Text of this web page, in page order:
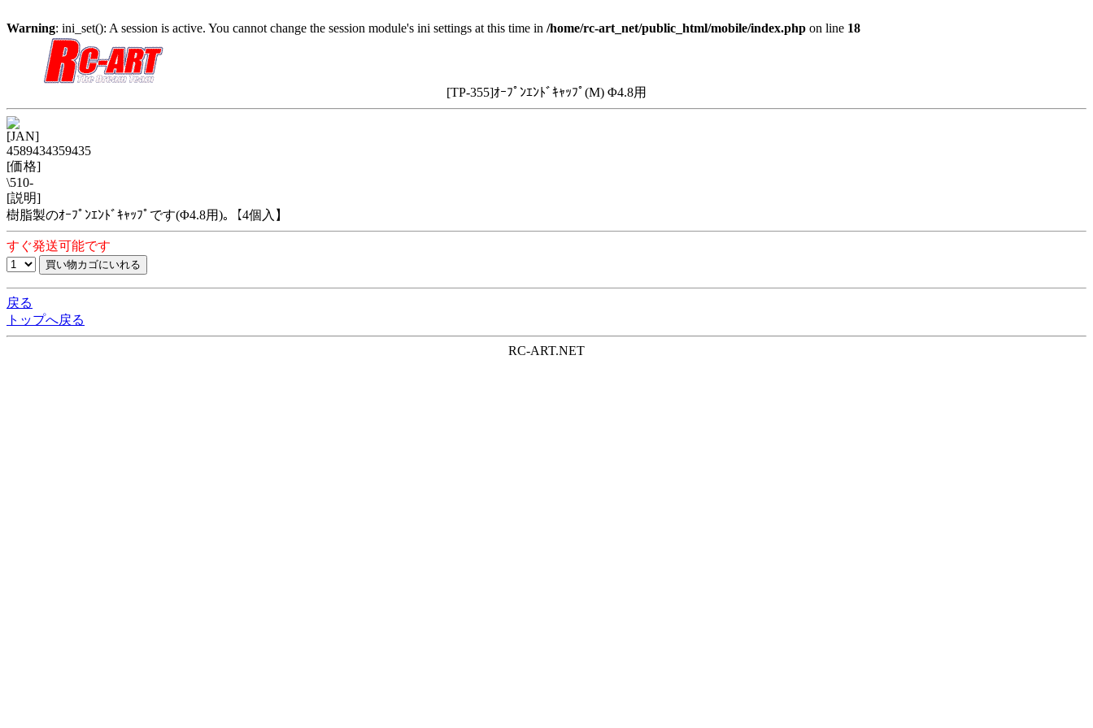
Warning: ini_set(): A session is active. You cannot change the session module's ini settings at this time in /home/rc-art_net/public_html/mobile/index.php on line 18
[TP-355]ｵｰﾌﾟﾝｴﾝﾄﾞｷｬｯﾌﾟ(M) Φ4.8用
[JAN]
4589434359435
[価格]
\510-
[説明]
樹脂製のｵｰﾌﾟﾝｴﾝﾄﾞｷｬｯﾌﾟです(Φ4.8用)｡【4個入】
すぐ発送可能です
戻る
トップへ戻る
RC-ART.NET